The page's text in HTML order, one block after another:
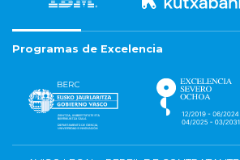
Programas de Excelencia